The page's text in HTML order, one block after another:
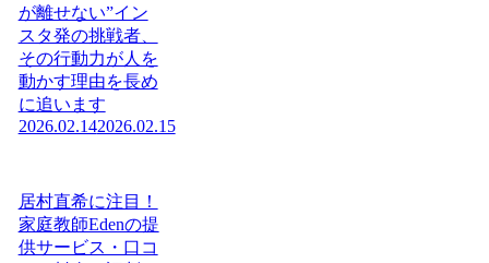
が離せない”イン
スタ発の挑戦者、
その行動力が人を
動かす理由を長め
に追います
2026.02.142026.02.15
居村直希に注目！
家庭教師Edenの提
供サービス・口コ